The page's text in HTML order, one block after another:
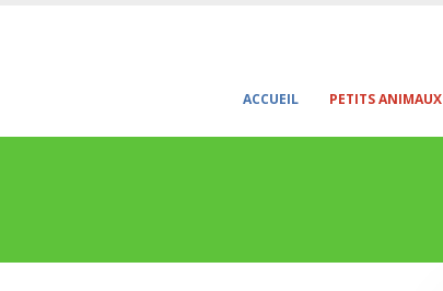
ACCUEIL PETITS ANIMAUX